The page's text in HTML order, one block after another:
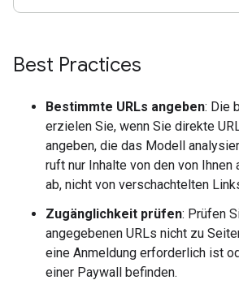
Best Practices
Bestimmte URLs angeben: Die
erzielen Sie, wenn Sie direkte
angeben, die das Modell
ruft nur Inhalte von den von Ihnen
ab, nicht von verschachtelten
Zugänglichkeit prüfen: Prüfen
angegebenen URLs nicht zu
eine Anmeldung erforderlich ist
einer Paywall befinden.